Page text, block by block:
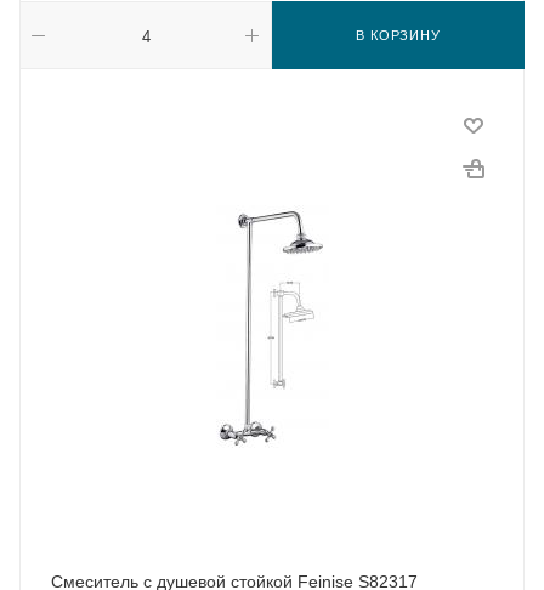
В КОРЗИНУ
Смеситель с душевой стойкой Feinise S82317